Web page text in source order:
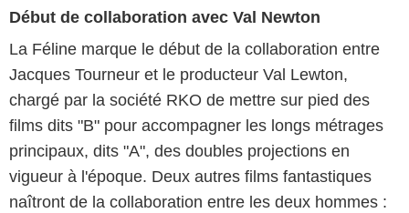
Début de collaboration avec Val Newton
La Féline marque le début de la collaboration entre
Jacques Tourneur et le producteur Val Lewton,
chargé par la société RKO de mettre sur pied des
films dits "B" pour accompagner les longs métrages
principaux, dits "A", des doubles projections en
vigueur à l'époque. Deux autres films fantastiques
naîtront de la collaboration entre les deux hommes :